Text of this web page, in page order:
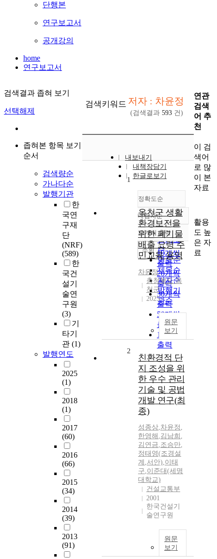
단행본
연구보고서
공개강의
home
연구보고서
검색결과 좁혀 보기
선택해제
좁혀본 항목 보기
순서
검색량순
가나다순
발행기관
한
국연
구재
단
(NRF)
(589)
한
국건
설기
술연
구원
(3)
기
타기
관 (1)
발행연도
2025
(1)
2018
(1)
2017
(60)
2016
(66)
2015
(34)
2014
(39)
2013
(91)
검색키워드 저자 : 차윤정
(검색결과 593 건)
내보내기
내책장담기
한글로보기
정확도순
정확도
순
인기도
순
연도순
제목순
저자순
발행기
관순
내림차순
내림차순
10개씩 출력
10개씩
출력
20개씩
출력
30개씩
출력
50개씩
출력
100개씩
출력
조회
1
옥천군 생활
환경보전을
위한 폐기물
배출 요령 주
민교육 용역
차윤정
충청북도 옥
천군
2025
원문
보기
2
친환경적 단
지 조성을 위
한 우수 관리
기술 및 공법
개발 연구(최
종)
성종상,차윤정 ,
한영해 ,김남희 ,
김연금,조승만,
정태영(조경설
계 ,서안),이태
구,이준대(세명
대학교)
건설교통부
2001
한국건설기
술연구원
원문
보기
연관
검색
어 추
천
이 검
색어
로 많
이 본
자료
활용
도 높
은 자
료